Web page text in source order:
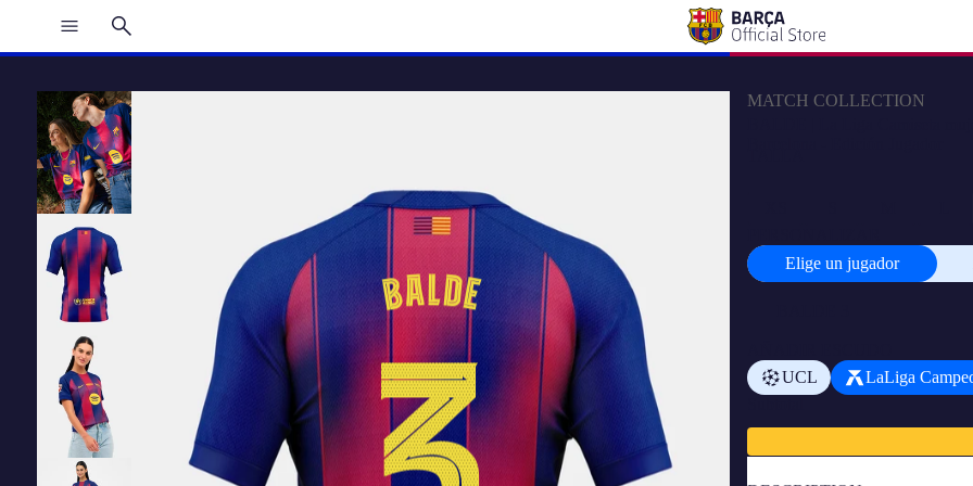
MATCH COLLECTION
Elige un jugador
UCL
LaLiga